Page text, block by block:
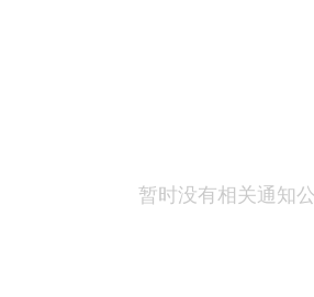
暂时没有相关通知